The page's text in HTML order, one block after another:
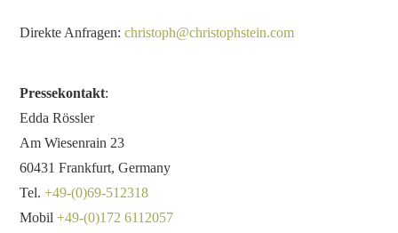
Direkte Anfragen:christoph@christophstein.com
Pressekontakt:
Edda Rössler
Am Wiesenrain 23
60431 Frankfurt, Germany
Tel.+49-(0)69-512318
Mobil+49-(0)172 6112057